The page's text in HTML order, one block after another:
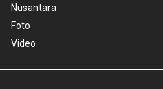
Nusantara
Foto
Video